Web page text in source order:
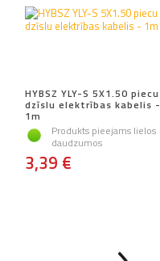
HYBSZ YLY-S 5X1.50 piecu
dzīslu elektrības kabelis -
1m
Produkts pieejams lielos
daudzumos
3,39 €